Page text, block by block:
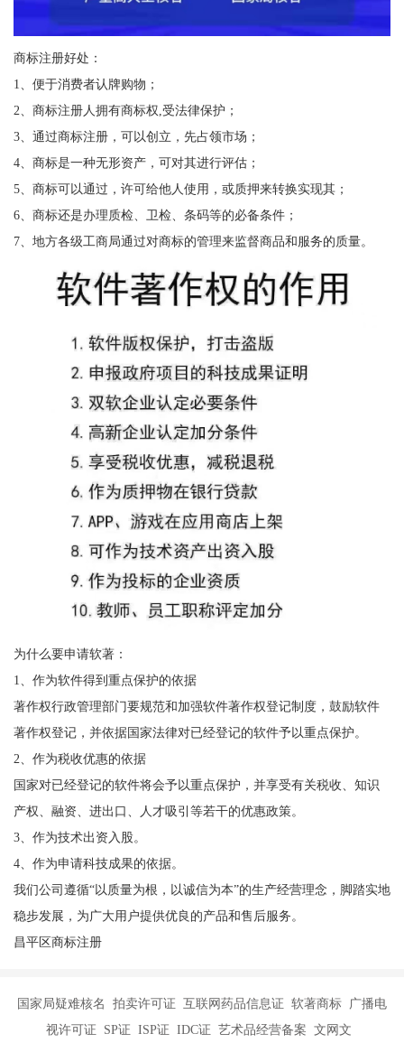
商标注册好处：
1、便于消费者认牌购物；
2、商标注册人拥有商标权,受法律保护；
3、通过商标注册，可以创立，先占领市场；
4、商标是一种无形资产，可对其进行评估；
5、商标可以通过，许可给他人使用，或质押来转换实现其；
6、商标还是办理质检、卫检、条码等的必备条件；
7、地方各级工商局通过对商标的管理来监督商品和服务的质量。
为什么要申请软著：
1、作为软件得到重点保护的依据
著作权行政管理部门要规范和加强软件著作权登记制度，鼓励软件
著作权登记，并依据国家法律对已经登记的软件予以重点保护。
2、作为税收优惠的依据
国家对已经登记的软件将会予以重点保护，并享受有关税收、知识
产权、融资、进出口、人才吸引等若干的优惠政策。
3、作为技术出资入股。
4、作为申请科技成果的依据。
我们公司遵循“以质量为根，以诚信为本”的生产经营理念，脚踏实地
稳步发展，为广大用户提供优良的产品和售后服务。
昌平区商标注册
国家局疑难核名 拍卖许可证 互联网药品信息证 软著商标 广播电
视许可证 SP证 ISP证 IDC证 艺术品经营备案 文网文